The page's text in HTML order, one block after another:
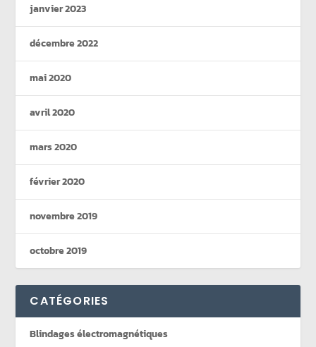
janvier 2023
décembre 2022
mai 2020
avril 2020
mars 2020
février 2020
novembre 2019
octobre 2019
CATÉGORIES
Blindages électromagnétiques